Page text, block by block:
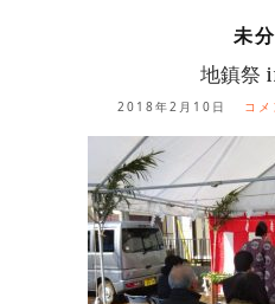
未
地鎮祭
2018年2月10日 コ